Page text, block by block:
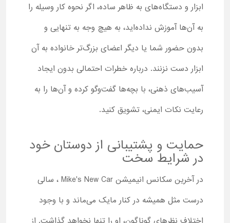
ابزار و دستگاه‌های به ظاهر ساده، اگر نحوه کار وسیله را
به آن‌ها آموزش نداده‌اید، به هیچ وجه به تنهایی و
بدون حضور شما یا دیگر اعضای بزرگ‌تر خانواده به آن
ابزار دست نزنند. درباره خطرات احتمالی بدون ایجاد
آسیب‌های ذهنی، با بچه‌ها گفت‌وگو کرده و آن‌ها را به
رعایت نکات ایمنی، تشویق کنید.
حمایت و پشتیبانی از دوستان خود
در شرایط سخت
در آخرین سکانس انیمیشن Mike's New Car ، سالی
درست مثل همیشه در کنار مایک می‌ماند و با وجود